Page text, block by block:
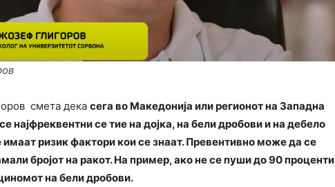
смета дека сега во Македонија или регионот на Западна
најфреквентни се тие на дојка, на бели дробови и на дебело
имаат ризик фактори кои се знаат. Превентивно може да се
бројот на ракот. На пример, ако не се пуши до 90 проценти
на бели дробови.